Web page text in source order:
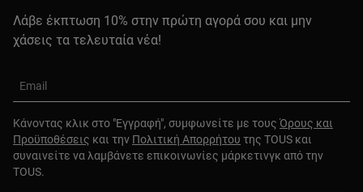
Λάβε έκπτωση 10% στην πρώτη αγορά σου και μην
χάσεις τα τελευταία νέα!
Email
Κάνοντας κλικ στο "Εγγραφή", συμφωνείτε με τους Όρους και
Προϋποθέσεις και την Πολιτική Απορρήτου της TOUS και
συναινείτε να λαμβάνετε επικοινωνίες μάρκετινγκ από την
TOUS.